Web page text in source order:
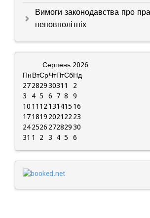
Вимоги законодавства про
неповнолітніх
Серпень 2026
ПнВтСрЧтПтСбНд
2728293031 1
2
3
4 5 6 7 8
9
10 11 12 131415 16
171819 2021 22 23
242526 27282930
31 1 2 3 4 5 6